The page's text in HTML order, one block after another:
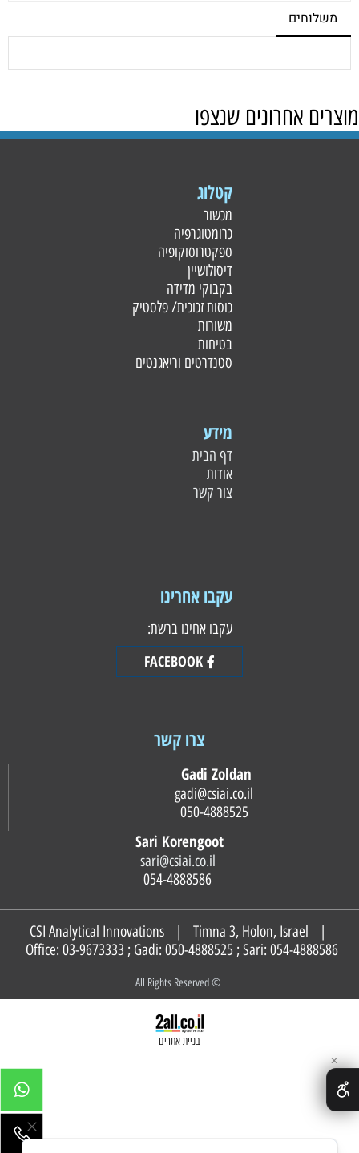
משלוחים
מוצרים אחרונים שנצפו
קטלוג
מכשור
כרומטוגרפיה
ספקטרוסוקופיה
דיסולושיין
בקבוקי מדידה
כוסות זכוכית/ פלסטיק
משורות
בטיחות
סטנדרטים וריאגנטים
מידע
דף הבית
אודות
צור קשר
עקבו אחרינו
עקבו אחינו ברשת:
FACEBOOK
צרו קשר
Gadi Zoldan
Sari Korengoot
sari@csiai.co.il
CSI Analytical Innovations | Timna 3, Holon, Israel |
Office: 03-9673333 ; Gadi: 050-4888525 ; Sari: 054-4888586
© All Rights Reserved
בניית אתרים
✕